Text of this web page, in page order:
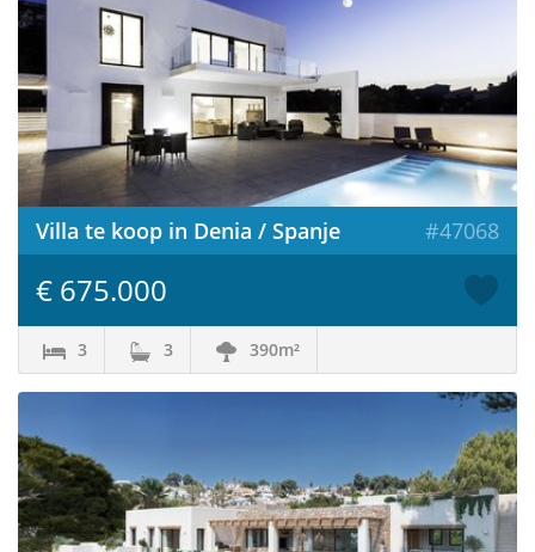
Villa te koop in Denia / Spanje #47068
€ 675.000
3 3 390m²